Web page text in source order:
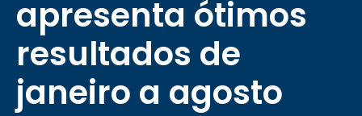
apresenta ótimos
resultados de
janeiro a agosto